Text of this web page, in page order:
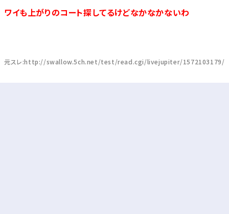
ワイも上がりのコート探してるけどなかなかないわ
元スレ:http://swallow.5ch.net/test/read.cgi/livejupiter/1572103179/